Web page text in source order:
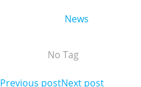
News
No Tag
Previous postNext post